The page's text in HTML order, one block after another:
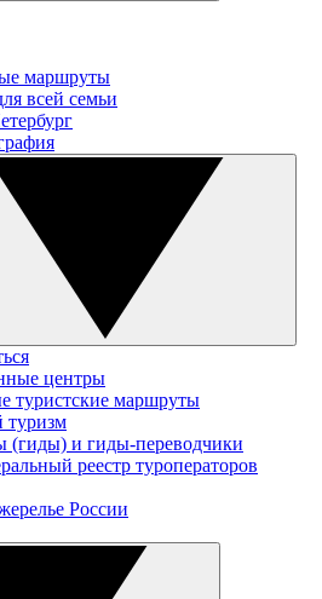
маршруты
всей семьи
центры
туристские маршруты
туризм
(гиды) и гиды-переводчики
реестр туроператоров
России